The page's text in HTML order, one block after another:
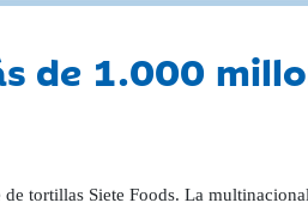
de 1.000
tortillas Siete Foods. La